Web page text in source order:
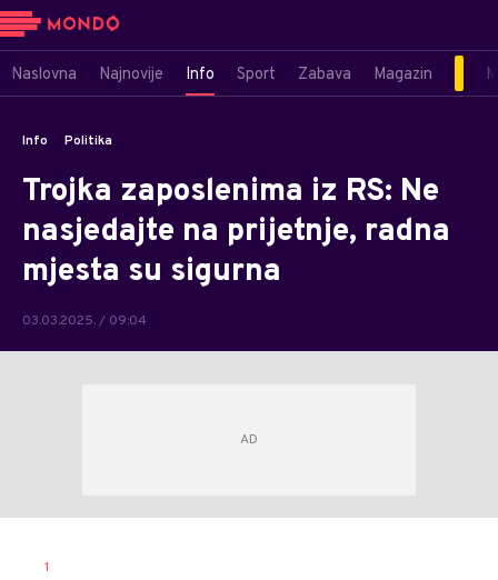
Naslovna Najnovije Info Sport Zabava Magazin
Info Politika
Trojka zaposlenima iz RS: Ne
nasjedajte na prijetnje, radna
mjesta su sigurna
03.03.2025. / 09:04
AUTOR
1